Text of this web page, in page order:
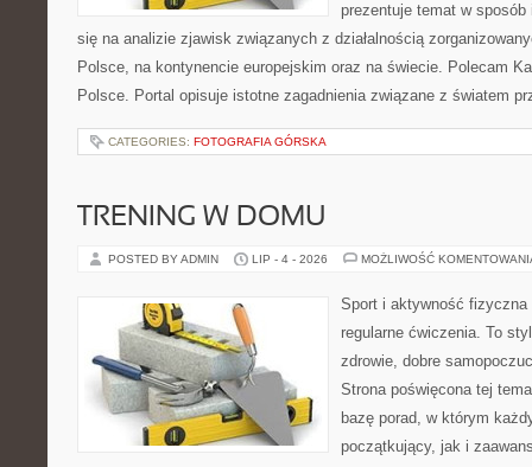
prezentuje temat w
się na analizie zjawisk związanych z działalnością
Polsce, na kontynencie europejskim oraz na świecie. Polecam
Polsce. Portal opisuje istotne zagadnienia związane z światem
CATEGORIES: FOTOGRAFIA GÓRSKA
TRENING W DOMU
POSTED BY ADMIN LIP - 4 - 2026 MOŻLIWOŚĆ
Sport i aktywność
regularne ćwiczenia. To
zdrowie, dobre
Strona poświęcona tej
bazę porad, w którym
początkujący, jak i